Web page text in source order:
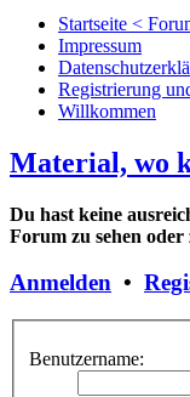
Startseite <
Impressum
Registrierung
Willkommen
Material, wo
Du hast keine
Forum zu sehen oder
Anmelden •
Benutzername: